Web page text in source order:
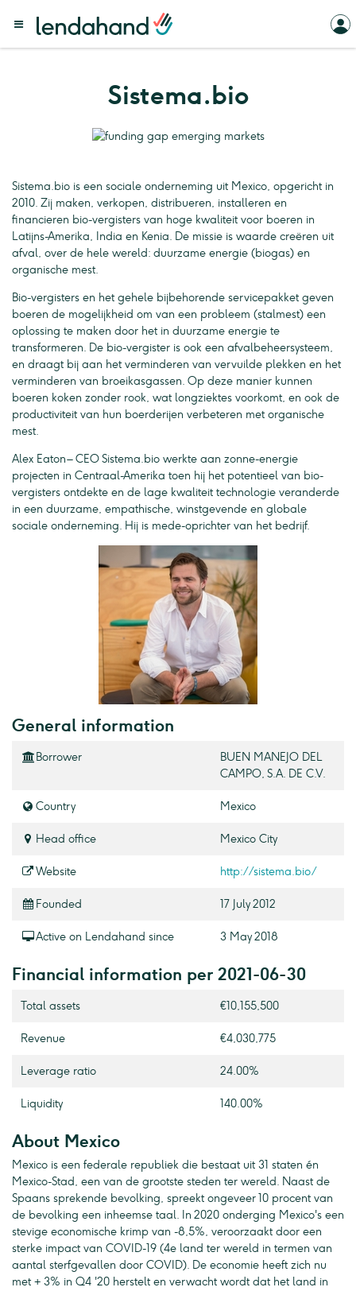
Sistema.bio
Sistema.bio is een sociale onderneming uit Mexico, opgericht in
2010. Zij maken, verkopen, distribueren, installeren en
financieren bio-vergisters van hoge kwaliteit voor boeren in
Latijns-Amerika, India en Kenia. De missie is waarde creëren uit
afval, over de hele wereld: duurzame energie (biogas) en
organische mest.
Bio-vergisters en het gehele bijbehorende servicepakket geven
boeren de mogelijkheid om van een probleem (stalmest) een
oplossing te maken door het in duurzame energie te
transformeren. De bio-vergister is ook een afvalbeheersysteem,
en draagt bij aan het verminderen van vervuilde plekken en het
verminderen van broeikasgassen. Op deze manier kunnen
boeren koken zonder rook, wat longziektes voorkomt, en ook de
productiviteit van hun boerderijen verbeteren met organische
mest.
Alex Eaton – CEO Sistema.bio werkte aan zonne-energie
projecten in Centraal-Amerika toen hij het potentieel van bio-
vergisters ontdekte en de lage kwaliteit technologie veranderde
in een duurzame, empathische, winstgevende en globale
sociale onderneming. Hij is mede-oprichter van het bedrijf.
General information
Borrower
BUEN MANEJO DEL
CAMPO, S.A. DE C.V.
Country Mexico
Head office Mexico City
Website http://sistema.bio/
Founded 17 July 2012
Active on Lendahand since 3 May 2018
Financial information per 2021-06-30
Total assets €10,155,500
Revenue €4,030,775
Leverage ratio 24.00%
Liquidity 140.00%
About Mexico
Mexico is een federale republiek die bestaat uit 31 staten én
Mexico-Stad, een van de grootste steden ter wereld. Naast de
Spaans sprekende bevolking, spreekt ongeveer 10 procent van
de bevolking een inheemse taal. In 2020 onderging Mexico's een
stevige economische krimp van -8,5%, veroorzaakt door een
sterke impact van COVID-19 (4e land ter wereld in termen van
aantal sterfgevallen door COVID). De economie heeft zich nu
met + 3% in Q4 '20 herstelt en verwacht wordt dat het land in